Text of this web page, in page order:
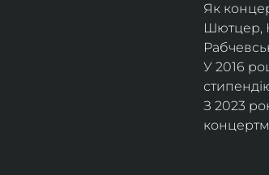
Як
Шютцер,
У 2016
З 2023